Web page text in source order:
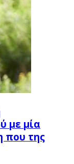
με μία
που της